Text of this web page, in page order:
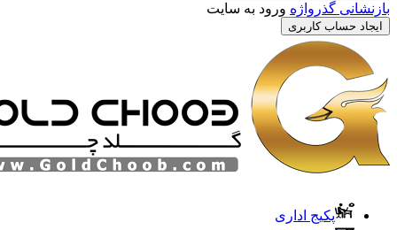
گذرواژه ورود به سایت
کاربری
پکیج اداری